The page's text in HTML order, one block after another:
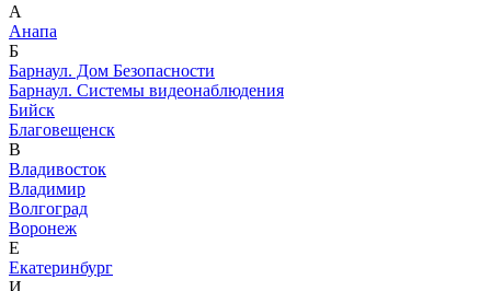
А
Анапа
Б
Барнаул. Дом Безопасности
Барнаул. Системы видеонаблюдения
Бийск
Благовещенск
В
Владивосток
Владимир
Волгоград
Воронеж
Е
Екатеринбург
И